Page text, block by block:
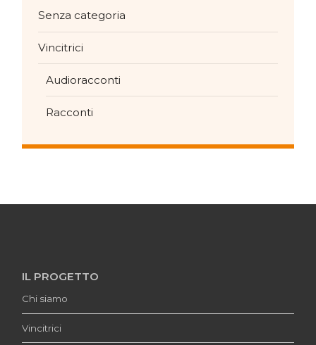
Senza categoria
Vincitrici
Audioracconti
Racconti
IL PROGETTO
Chi siamo
Vincitrici